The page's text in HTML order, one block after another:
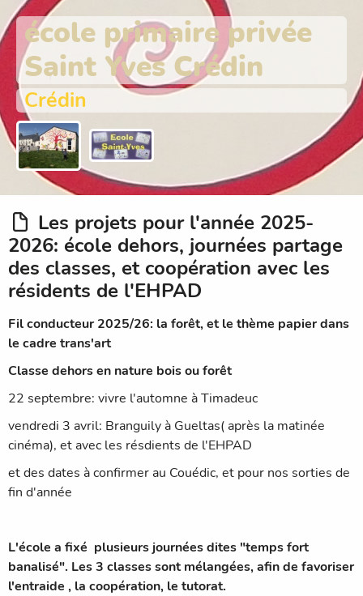
école primaire privée
Saint Yves Crédin
Crédin
Les projets pour l'année 2025-
2026: école dehors, journées partage
des classes, et coopération avec les
résidents de l'EHPAD
Fil conducteur 2025/26: la forêt, et le thème papier dans
le cadre trans'art
Classe dehors en nature bois ou forêt
22 septembre: vivre l'automne à Timadeuc
vendredi 3 avril: Branguily à Gueltas( après la matinée
cinéma), et avec les résdients de l'EHPAD
et des dates à confirmer au Couédic, et pour nos sorties de
fin d'année
L'école a fixé plusieurs journées dites "temps fort
banalisé". Les 3 classes sont mélangées, afin de favoriser
l'entraide , la coopération, le tutorat.